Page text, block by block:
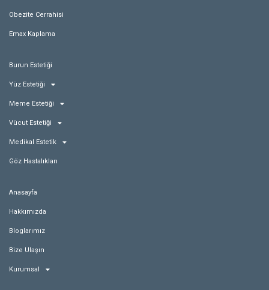
Obezite Cerrahisi
Emax Kaplama
Burun Estetiği
Yüz Estetiği
Meme Estetiği
Vücut Estetiği
Medikal Estetik
Göz Hastalıkları
Anasayfa
Hakkımızda
Bloglarımız
Bize Ulaşın
Kurumsal